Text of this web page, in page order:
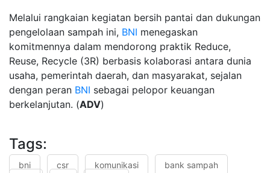
Melalui rangkaian kegiatan bersih pantai dan dukungan
pengelolaan sampah ini, BNI menegaskan
komitmennya dalam mendorong praktik Reduce,
Reuse, Recycle (3R) berbasis kolaborasi antara dunia
usaha, pemerintah daerah, dan masyarakat, sejalan
dengan peran BNI sebagai pelopor keuangan
berkelanjutan. (ADV)
Tags:
bni csr komunikasi
bank sampah